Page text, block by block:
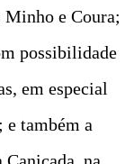
e Coura;
possibilidade
em especial
e também a